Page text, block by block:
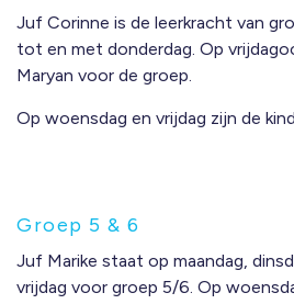
Juf Corinne is de leerkracht van
tot en met donderdag. Op
Maryan voor de groep.
Op woensdag en vrijdag zijn de
Groep 5 & 6
Juf Marike staat op maandag,
vrijdag voor groep 5/6. Op